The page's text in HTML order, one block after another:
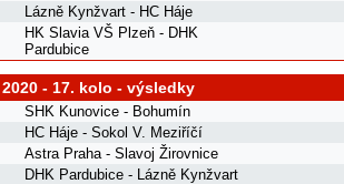
Lázně Kynžvart - HC Háje
HK Slavia VŠ Plzeň - DHK
Pardubice
- 17. kolo - výsledky
SHK Kunovice - Bohumín
HC Háje - Sokol V. Meziříčí
Astra Praha - Slavoj Žirovnice
DHK Pardubice - Lázně Kynžvart